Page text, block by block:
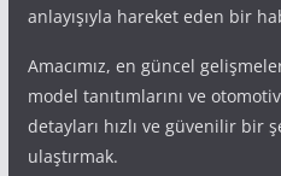
anlayışıyla hareket eden bir
Amacımız, en güncel
model tanıtımlarını ve
detayları hızlı ve güvenilir bir
ulaştırmak.